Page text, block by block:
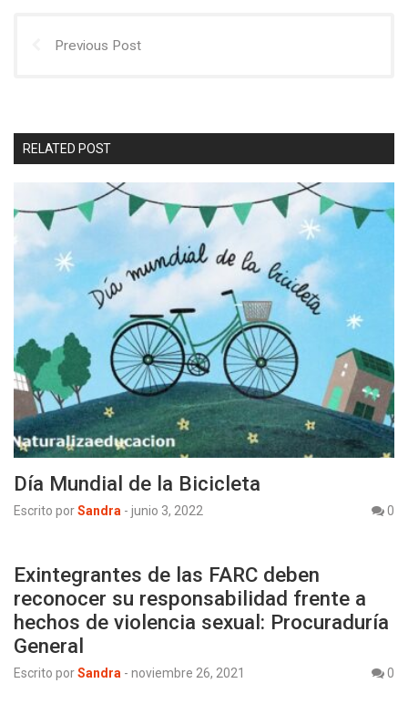
Previous Post
RELATED POST
Día Mundial de la Bicicleta
Escrito porSandra - junio 3, 2022 0
Exintegrantes de las FARC deben
reconocer su responsabilidad frente a
hechos de violencia sexual: Procuraduría
General
Escrito porSandra - noviembre 26, 2021 0